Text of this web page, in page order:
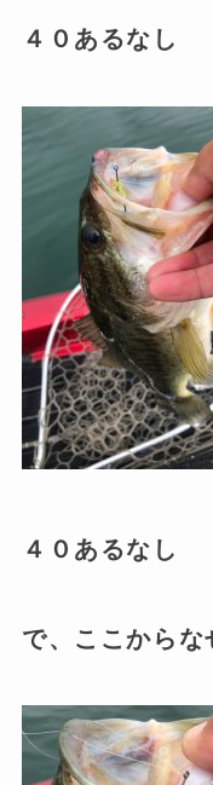
４０あるなし
４０あるなし
で、ここからな